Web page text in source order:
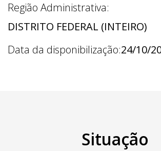
Região Administrativa:
DISTRITO FEDERAL (INTEIRO)
Data da disponibilização:24/10/
Situação